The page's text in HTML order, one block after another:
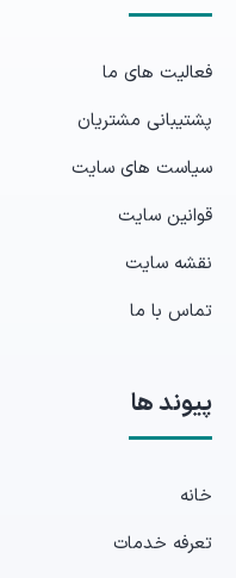
فعالیت های ما
پشتیبانی مشتریان
سیاست های سایت
قوانین سایت
نقشه سایت
تماس با ما
پیوند ها
خانه
تعرفه خدمات